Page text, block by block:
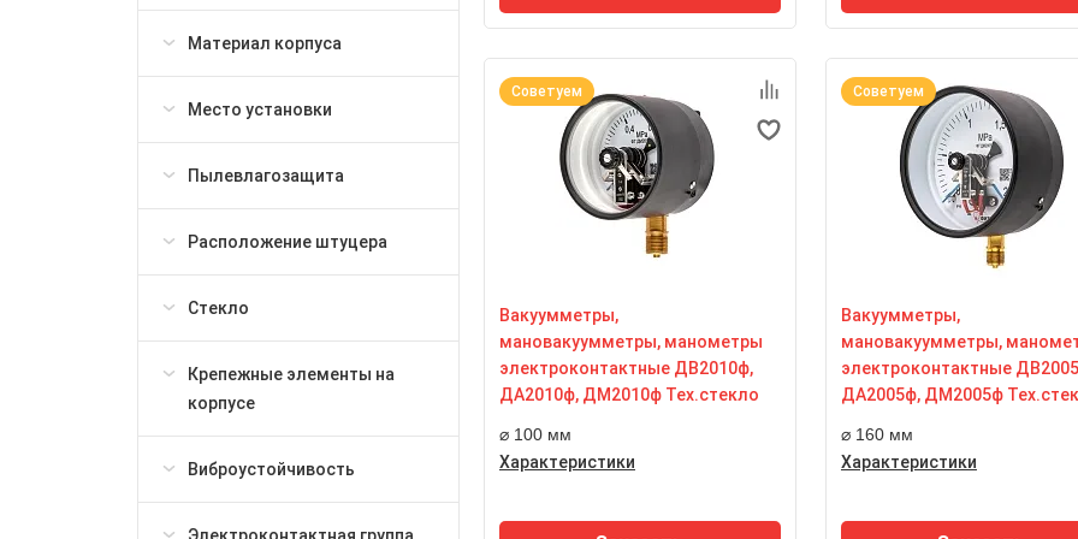
Материал корпуса
Место установки
Пылевлагозащита
Расположение штуцера
Стекло
Крепежные элементы на
корпусе
Виброустойчивость
2,5
Резьба присоединительного
штуцера
Размер квадрата под ключ, мм
1,5
Резьба присоединительного
штуцера
М20*1,5
Размер квадрата под ключ,
Советуем
Вакуумметры,
мановакуумметры, манометры
электроконтактные ДВ2010ф,
ДА2010ф, ДМ2010ф Тех.стекло
⌀ 100 мм
Характеристики
Советуем
Вакуумметры,
мановакуумметры,
электроконтактные
ДА2005ф, ДМ2005ф
⌀ 160 мм
Характеристики